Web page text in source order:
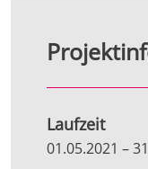
Laufzeit
01.05.2021 –